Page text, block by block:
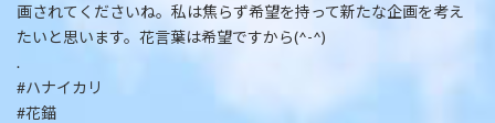
画されてくださいね。私は焦らず希望を持って新たな企画を考え
たいと思います。花言葉は希望ですから(^-^)
.
#ハナイカリ
#花錨